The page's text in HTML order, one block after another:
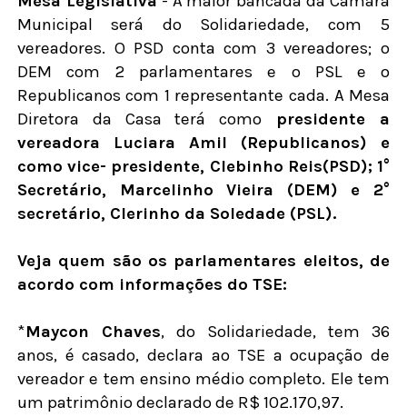
Municipal será do Solidariedade, com 5
vereadores. O PSD conta com 3 vereadores; o
DEM com 2 parlamentares e o PSL e o
Republicanos com 1 representante cada. A Mesa
Diretora da Casa terá como presidente a
vereadora Luciara Amil (Republicanos) e
como vice- presidente, Clebinho Reis(PSD); 1°
Secretário, Marcelinho Vieira (DEM) e 2°
secretário, Clerinho da Soledade (PSL).
Veja quem são os parlamentares eleitos, de
acordo com informações do TSE:
*Maycon Chaves, do Solidariedade, tem 36
anos, é casado, declara ao TSE a ocupação de
vereador e tem ensino médio completo. Ele tem
um patrimônio declarado de R$ 102.170,97.